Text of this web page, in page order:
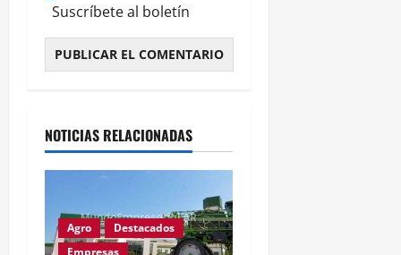
Suscríbete al boletín
NOTICIAS RELACIONADAS
Agro
Destacados
Empresas